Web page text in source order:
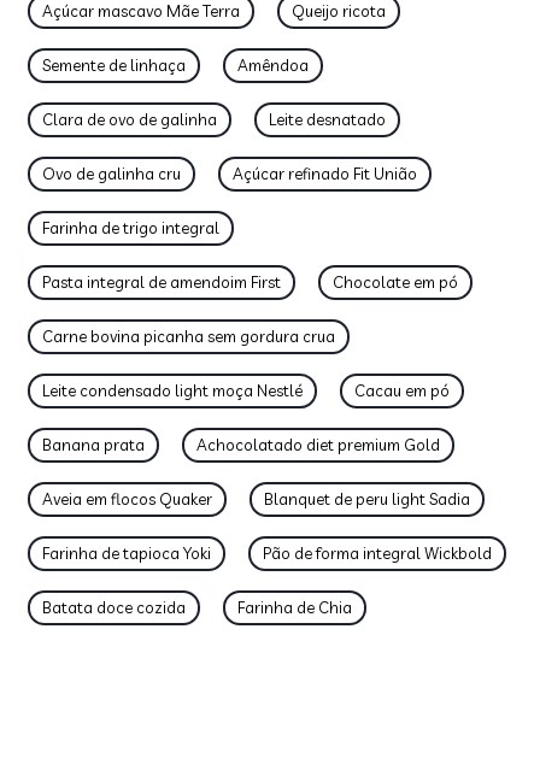
Açúcar mascavo Mãe Terra Queijo ricota
Semente de linhaça Amêndoa
Clara de ovo de galinha Leite desnatado
Ovo de galinha cru Açúcar refinado Fit União
Farinha de trigo integral
Pasta integral de amendoim First Chocolate em pó
Carne bovina picanha sem gordura crua
Leite condensado light moça Nestlé Cacau em pó
Banana prata Achocolatado diet premium Gold
Aveia em flocos Quaker Blanquet de peru light Sadia
Farinha de tapioca Yoki Pão de forma integral Wickbold
Batata doce cozida Farinha de Chia